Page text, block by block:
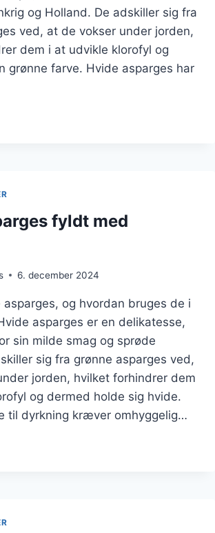
og Holland. De adskiller sig fra
ved, at de vokser under jorden,
dem i at udvikle klorofyl og
grønne farve. Hvide asparges har
fyldt med
6. december 2024
og hvordan bruges de i
asparges er en delikatesse,
sin milde smag og sprøde
sig fra grønne asparges ved,
jorden, hvilket forhindrer dem
og dermed holde sig hvide.
til dyrkning kræver omhyggelig…